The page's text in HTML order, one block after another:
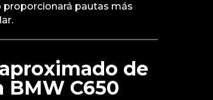
pautas más
de
BMW C650